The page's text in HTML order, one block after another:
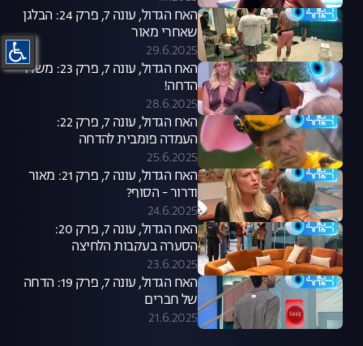
האח הגדול, עונה 7, פרק 24: הבלגן
שאחרי מאור
29.6.2025
האח הגדול, עונה 7, פרק 23: משדר
הדחה!
28.6.2025
האח הגדול, עונה 7, פרק 22:
העמדה פומבית להדחה
25.6.2025
האח הגדול, עונה 7, פרק 21: מאור
ודרור - הסוף?
24.6.2025
האח הגדול, עונה 7, פרק 20:
הסערה בעקבות הלחיצה
23.6.2025
האח הגדול, עונה 7, פרק 19: הדחה
של חברים
21.6.2025